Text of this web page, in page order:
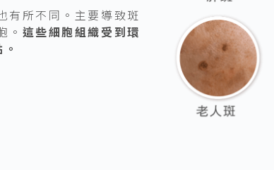
有所不同。主要導致斑
。 這些細胞組織受到環